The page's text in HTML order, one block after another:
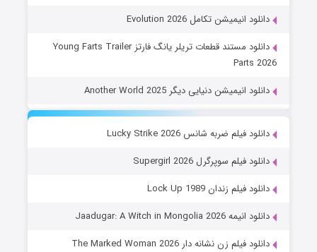
دانلود انیمیشن تکامل Evolution 2026
دانلود مستند قطعات تریلر یانگ فارتز Young Farts Trailer
Parts 2026
دانلود انیمیشن دنیایی دیگر Another World 2025
دانلود فیلم ضربه شانس Lucky Strike 2026
دانلود فیلم سوپرگرل Supergirl 2026
دانلود فیلم زندان Lock Up 1989
دانلود انیمه Jaadugar: A Witch in Mongolia 2026
دانلود فیلم زن نشانه دار The Marked Woman 2026